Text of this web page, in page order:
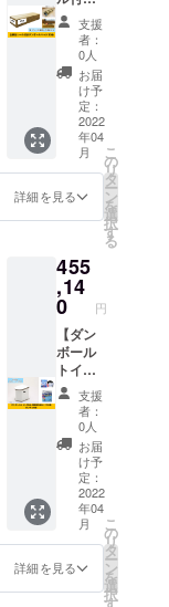
重：
800kg
凝固
剤：1袋
（10g/
袋） ポ
ンチョ
サイ
ズ：
16cm×
15cm×
人～子
供用) 厚
み0.05
mm
(重
量:100g
) 素材：
ポリエ
チレン
内容
品：
1000×1
200mm
色：
シル
バー
・収納
袋付 ※
ベッド
寸法：
収納
時 長
1110×
幅370×
高さ
210mm
組立
時 長
さ
幅800×
高さ
360mm
室内用
テント
寸法：
組立
時
210×15
0×高さ
135cm
※送料込
みのお
値段で
す。
ダン
ボール
ベッド
30台】
企業名
シール
付きダ
ンボー
ルベッ
ドを30
台、お
届けし
たい企
お届け
しま
す。 企
業名
シール
は外箱
への貼
り付け
となり
ます。
※送料込
みのお
値段で
す。 ※
企業名
シール
に記載
したい
企業名
を備考
支援
者：
0人
お届
け予
定：
2022
年04
月
詳細を見る
こ
の
リ
タ
ー
ン
を
選
択
す
る
455
,14
0 円
【ダン
ボール
トイレ
30台・
凝固剤5
回分
×120
袋・ポ
ンチョ
付き】
ダン
ボール
トイレ
を30
台、5回
分の凝
支援
者：
0人
お届
け予
定：
2022
年04
月
詳細を見る
こ
の
リ
タ
ー
ン
を
選
択
す